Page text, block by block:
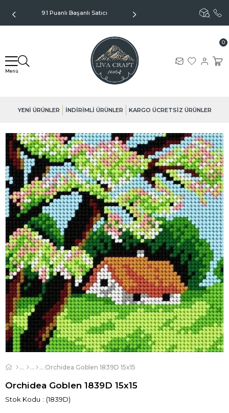
9.1 Puanlı Başarılı Satıcı Kargo Sadece 99TL - Kapıda
0
YENİ ÜRÜNLER İNDİRİMLİ ÜRÜNLER KARGO ÜCRETSİZ ÜRÜNLER
Orchidea Goblen 1839D 15x15
Orchidea Goblen 1839D 15x15
Stok Kodu (1839D)